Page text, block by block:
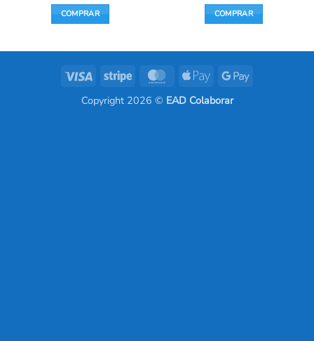
COMPRAR COMPRAR
Visa Stripe MasterCardApple
Google
Copyright 2026 © EAD Colaborar